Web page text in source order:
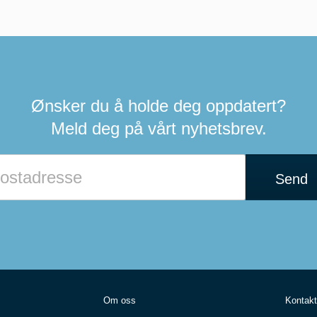
Ønsker du å holde deg oppdatert?
Meld deg på vårt nyhetsbrev.
feltet
Send
Om oss
Kontakt